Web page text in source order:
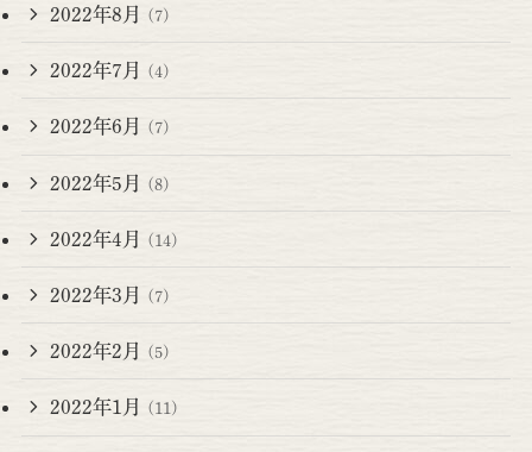
2022年8月 (7)
2022年7月 (4)
2022年6月 (7)
2022年5月 (8)
2022年4月 (14)
2022年3月 (7)
2022年2月 (5)
2022年1月 (11)